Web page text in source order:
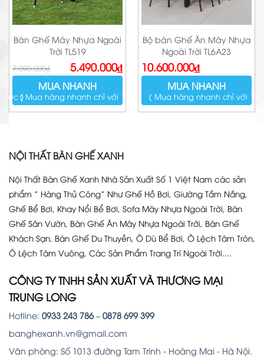
Bàn Ghế Mây Nhựa Ngoài
Trời TL519
7.090.000₫
Giá
gốc
là:
7.090.000₫.
5.490.000₫
Giá
hiện
tại
5.490.000₫.
MUA NHANH
( Mua hàng nhanh chỉ với 1 bước )
Bộ bàn Ghế Ăn Mây Nhựa
Ngoài Trời TL6A23
10.600.000₫
MUA NHANH
( Mua hàng nhanh chỉ với 1
)
NỘI THẤT BÀN GHẾ XANH
Nội Thất Bàn Ghế Xanh Nhà Sản Xuất Số 1 Việt Nam các sản
phẩm ” Hàng Thủ Công” Như Ghế Hồ Bơi, Giường Tắm Nắng,
Ghế Bể Bơi, Khay Nổi Bể Bơi, Sofa Mây Nhựa Ngoài Trời, Bàn
Ghế Sân Vườn, Bàn Ghế Ăn Mây Nhựa Ngoài Trời, Bàn Ghế
Khách Sạn, Bàn Ghế Du Thuyền, Ô Dù Bể Bơi, Ô Lệch Tâm Tròn,
Ô Lệch Tâm Vuông, Các Sản Phẩm Trang Trí Ngoài Trời....
CÔNG TY TNHH SẢN XUẤT VÀ THƯƠNG MẠI
TRUNG LONG
Hotline: 0933 243 786– 0878 699 399
banghexanh.vn@gmail.com
Văn phòng: Số 1013 đường Tam Trinh - Hoàng Mai - Hà Nội.